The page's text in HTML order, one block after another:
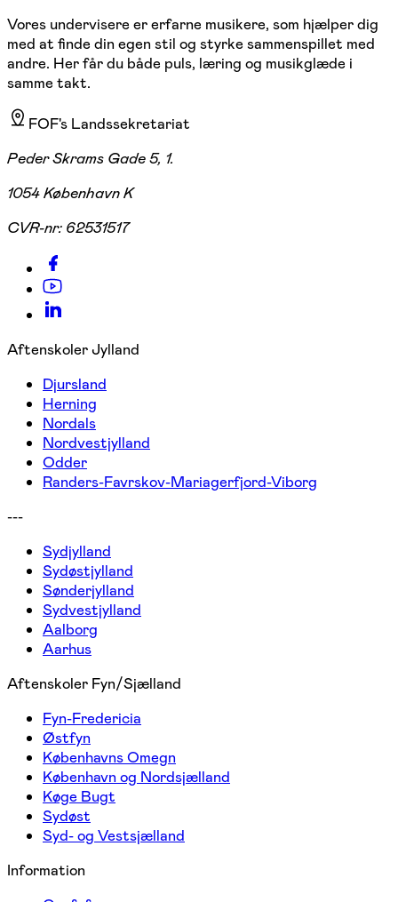
Vores undervisere er erfarne musikere, som hjælper dig
med at finde din egen stil og styrke sammenspillet med
andre. Her får du både puls, læring og musikglæde i
samme takt.
FOF's Landssekretariat
Peder Skrams Gade 5, 1.
1054 København K
CVR-nr: 62531517
Aftenskoler Jylland
Djursland
Herning
Nordals
Nordvestjylland
Odder
Randers-Favrskov-Mariagerfjord-Viborg
---
Sydjylland
Sydøstjylland
Sønderjylland
Sydvestjylland
Aalborg
Aarhus
Aftenskoler Fyn/Sjælland
Fyn-Fredericia
Østfyn
Københavns Omegn
København og Nordsjælland
Køge Bugt
Sydøst
Syd- og Vestsjælland
Information